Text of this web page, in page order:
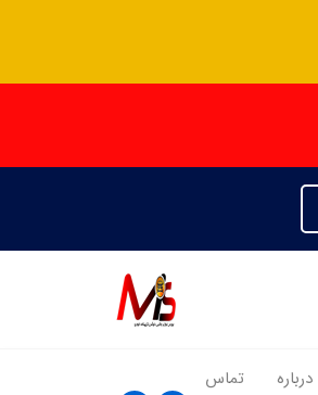
درباره
تماس